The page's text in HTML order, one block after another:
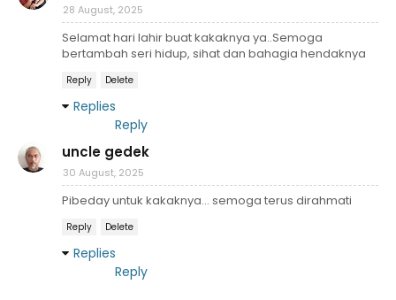
28 August, 2025
Selamat hari lahir buat kakaknya ya..Semoga
bertambah seri hidup, sihat dan bahagia hendaknya
Reply Delete
Replies
Reply
uncle gedek
30 August, 2025
Pibeday untuk kakaknya... semoga terus dirahmati
Reply Delete
Replies
Reply